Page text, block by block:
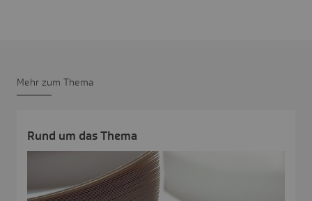
Mehr zum Thema
Rund um das Thema